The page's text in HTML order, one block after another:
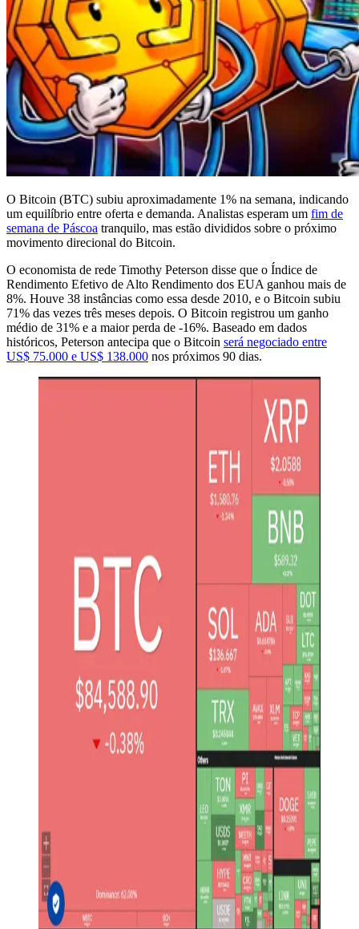
O Bitcoin (BTC) subiu aproximadamente 1% na semana, indicando
um equilíbrio entre oferta e demanda. Analistas esperam um fim de
semana de Páscoa tranquilo, mas estão divididos sobre o próximo
movimento direcional do Bitcoin.
O economista de rede Timothy Peterson disse que o Índice de
Rendimento Efetivo de Alto Rendimento dos EUA ganhou mais de
8%. Houve 38 instâncias como essa desde 2010, e o Bitcoin subiu
71% das vezes três meses depois. O Bitcoin registrou um ganho
médio de 31% e a maior perda de -16%. Baseado em dados
históricos, Peterson antecipa que o Bitcoin será negociado entre
US$ 75.000 e US$ 138.000 nos próximos 90 dias.